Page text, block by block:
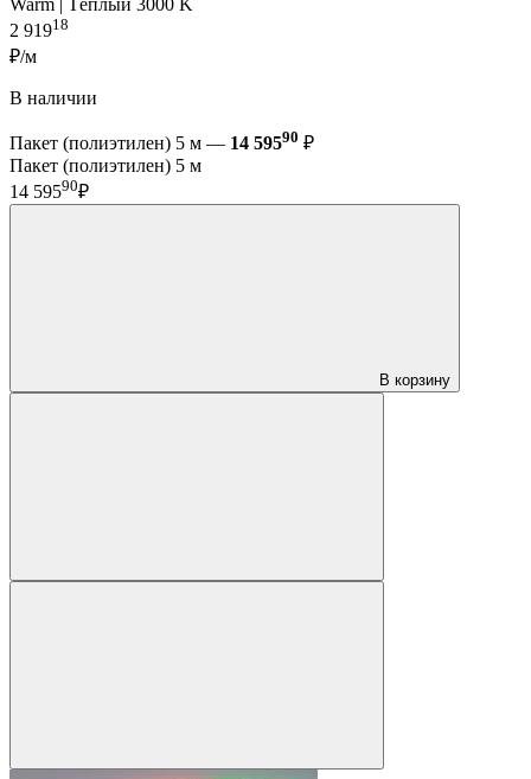
Warm | Тёплый 3000 K
2 91918
₽/м
В наличии
Пакет (полиэтилен) 5 м — 14 59590 ₽
Пакет (полиэтилен) 5 м
14 59590₽
В корзину